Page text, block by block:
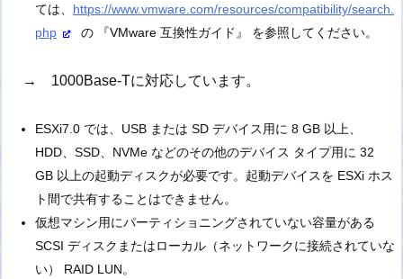
ては、 https://www.vmware.com/resources/compatibility/search.
php
の 『VMware 互換性ガイド』 を参照してください。
→ 1000Base-Tに対応しています。
ESXi7.0 では、USB または SD デバイス用に 8 GB 以上、
HDD、SSD、NVMe などのその他のデバイス タイプ用に 32
GB 以上の起動ディスクが必要です。起動デバイスを ESXi ホス
ト間で共有することはできません。
仮想マシン用にパーティショニングされていない容量がある
SCSI ディスクまたはローカル（ネットワークに接続されていな
い） RAID LUN。